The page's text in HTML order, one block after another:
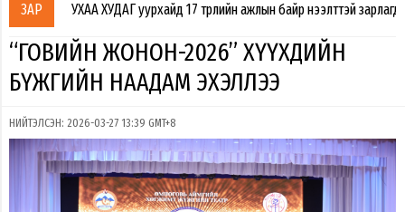
ЗАР
УХАА ХУДАГ уурхайд 17 төрлийн ажлын байр нээлттэй зарлагдлаа.
“ГОВИЙН ЖОНОН-2026” ХҮҮХДИЙН
БҮЖГИЙН НААДАМ ЭХЭЛЛЭЭ
НИЙТЭЛСЭН: 2026-03-27 13:39 GMT+8